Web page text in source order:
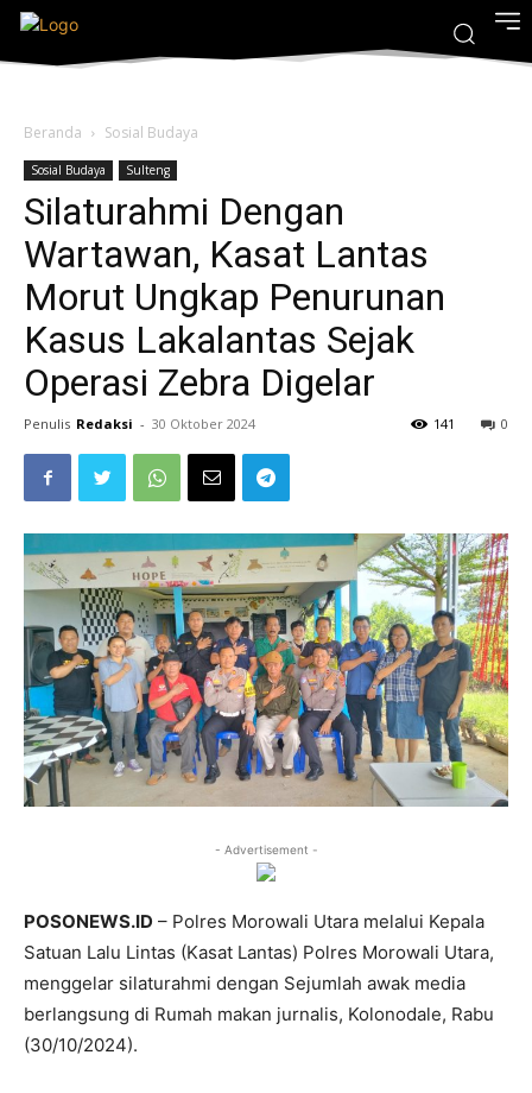
Beranda Sosial Budaya
Sosial Budaya Sulteng
Silaturahmi Dengan
Wartawan, Kasat Lantas
Morut Ungkap Penurunan
Kasus Lakalantas Sejak
Operasi Zebra Digelar
Penulis Redaksi - 30 Oktober 2024 0
141
- Advertisement -
POSONEWS.ID – Polres Morowali Utara melalui Kepala
Satuan Lalu Lintas (Kasat Lantas) Polres Morowali Utara,
menggelar silaturahmi dengan Sejumlah awak media
berlangsung di Rumah makan jurnalis, Kolonodale, Rabu
(30/10/2024).